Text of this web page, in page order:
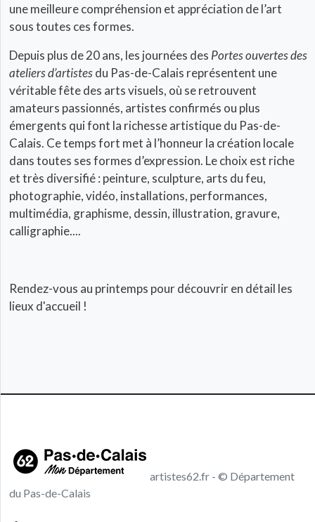
une meilleure compréhension et appréciation de l’art
sous toutes ces formes.
Depuis plus de 20 ans, les journées des Portes ouvertes des
ateliers d’artistesdu Pas-de-Calais représentent une
véritable fête des arts visuels, où se retrouvent
amateurs passionnés, artistes confirmés ou plus
émergents qui font la richesse artistique du Pas-de-
Calais. Ce temps fort met à l’honneur la création locale
dans toutes ses formes d’expression. Le choix est riche
et très diversifié : peinture, sculpture, arts du feu,
photographie, vidéo, installations, performances,
multimédia, graphisme, dessin, illustration, gravure,
calligraphie....
Rendez-vous au printemps pour découvrir en détail les
lieux d'accueil !
artistes62.fr - © Département
du Pas-de-Calais